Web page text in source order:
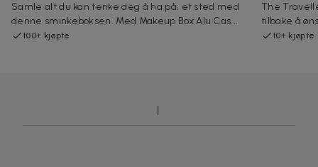
Samle alt du kan tenke deg å ha på; et sted med
denne sminkeboksen. Med Makeup Box Alu Cas...
100+ kjøpte
The
tilbake å
10+ kjøpte